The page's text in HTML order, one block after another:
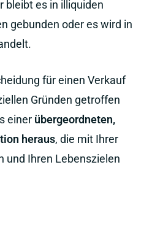
bleibt es in illiquiden
gebunden oder es wird in
für einen Verkauf
Gründen getroffen
einer übergeordneten,
heraus, die mit Ihrer
und Ihren Lebenszielen